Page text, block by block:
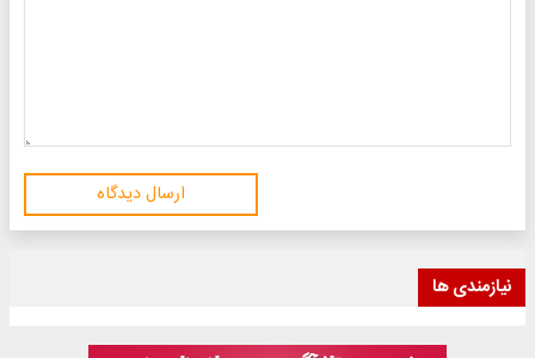
ارسال دیدگاه
نیازمندی ها